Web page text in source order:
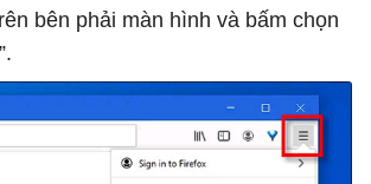
bên phải màn hình và bấm chọn
”.